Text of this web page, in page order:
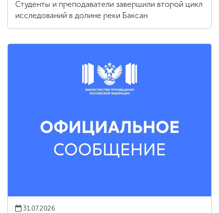
Студенты и преподаватели завершили второй цикл
исследований в долине реки Баксан
31.07.2026